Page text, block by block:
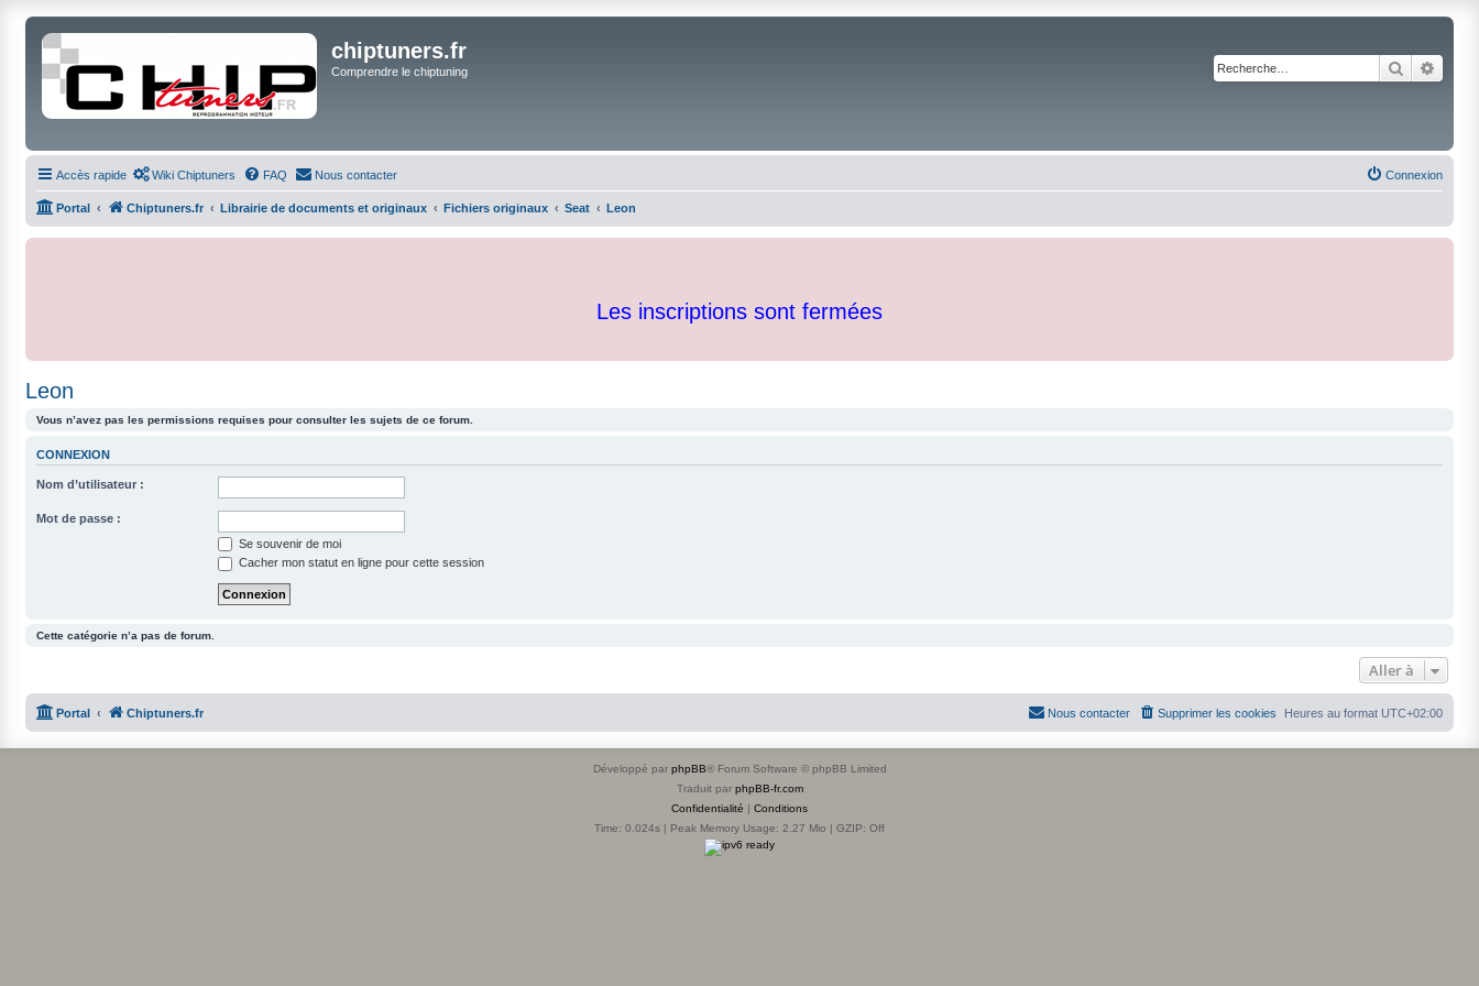
chiptuners.fr
Comprendre le chiptuning Rechercher
Accès rapide Wiki Chiptuners FAQ Nous contacter Connexion
Portal Chiptuners.fr Librairie de documents et originaux Fichiers originaux Seat Leon
Les inscriptions sont fermées
Leon
Vous n’avez pas les permissions requises pour consulter les sujets de ce forum.
CONNEXION
Nom d’utilisateur :
Mot de passe :
Se souvenir de moi
Cacher mon statut en ligne pour cette session
Cette catégorie n’a pas de forum.
Aller à
Portal Chiptuners.fr Heures au format UTC+02:00
Supprimer les cookies
Nous contacter
Développé par phpBB® Forum Software © phpBB Limited
Traduit par phpBB-fr.com
Confidentialité | Conditions
Time: 0.024s | Peak Memory Usage: 2.27 Mio | GZIP: Off